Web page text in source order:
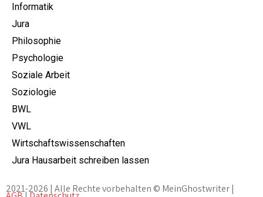
Informatik
Jura
Philosophie
Psychologie
Soziale Arbeit
Soziologie
BWL
VWL
Wirtschaftswissenschaften
Jura Hausarbeit schreiben lassen
2021-2026 | Alle Rechte vorbehalten © MeinGhostwriter |